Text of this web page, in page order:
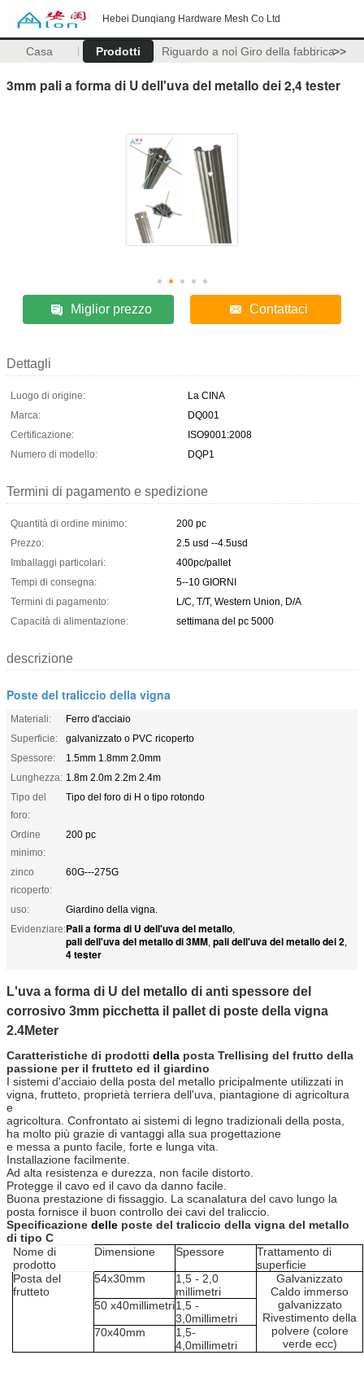
Hebei Dunqiang Hardware Mesh Co Ltd
Casa Prodotti Riguardo a noi Giro della fabbrica>>
3mm pali a forma di U dell'uva del metallo dei 2,4 tester
Miglior prezzo Contattaci
Dettagli
Luogo di origine:
La CINA
Marca:
DQ001
Certificazione:
ISO9001:2008
Numero di modello:
DQP1
Termini di pagamento e spedizione
Quantità di ordine minimo:
200 pc
Prezzo:
2.5 usd --4.5usd
Imballaggi particolari:
400pc/pallet
Tempi di consegna:
5--10 GIORNI
Termini di pagamento:
L/C, T/T, Western Union, D/A
Capacità di alimentazione:
settimana del pc 5000
descrizione
Poste del traliccio della vigna
Materiali:
Ferro d'acciaio
Superficie:
galvanizzato o PVC ricoperto
Spessore:
1.5mm 1.8mm 2.0mm
Lunghezza: 1.8m 2.0m 2.2m 2.4m
Tipo del
foro:
Tipo del foro di H o tipo rotondo
Ordine
minimo:
200 pc
zinco
ricoperto:
60G---275G
uso:
Giardino della vigna.
Evidenziare:Pali a forma di U dell'uva del metallo,
pali dell'uva del metallo di 3MM, pali dell'uva del metallo dei 2,
4 tester
L'uva a forma di U del metallo di anti spessore del
corrosivo 3mm picchetta il pallet di poste della vigna
2.4Meter
Caratteristiche di prodotti della posta Trellising del frutto della
passione per il frutteto ed il giardino
I sistemi d'acciaio della posta del metallo pricipalmente utilizzati in
vigna, frutteto, proprietà terriera dell'uva, piantagione di agricoltura
e
agricoltura. Confrontato ai sistemi di legno tradizionali della posta,
ha molto più grazie di vantaggi alla sua progettazione
e messa a punto facile, forte e lunga vita.
Installazione facilmente.
Ad alta resistenza e durezza, non facile distorto.
Protegge il cavo ed il cavo da danno facile.
Buona prestazione di fissaggio. La scanalatura del cavo lungo la
posta fornisce il buon controllo dei cavi del traliccio.
Specificazione delle poste del traliccio della vigna del metallo
di tipo C
Nome di
prodotto
Dimensione Spessore
Trattamento di
superficie
Posta del
frutteto
54x30mm
1,5 - 2,0
millimetri
Galvanizzato
Caldo immerso
galvanizzato
Rivestimento della
polvere (colore
verde ecc)
50 x40millimetri1,5 -
3,0millimetri
70x40mm
1,5-
4,0millimetri